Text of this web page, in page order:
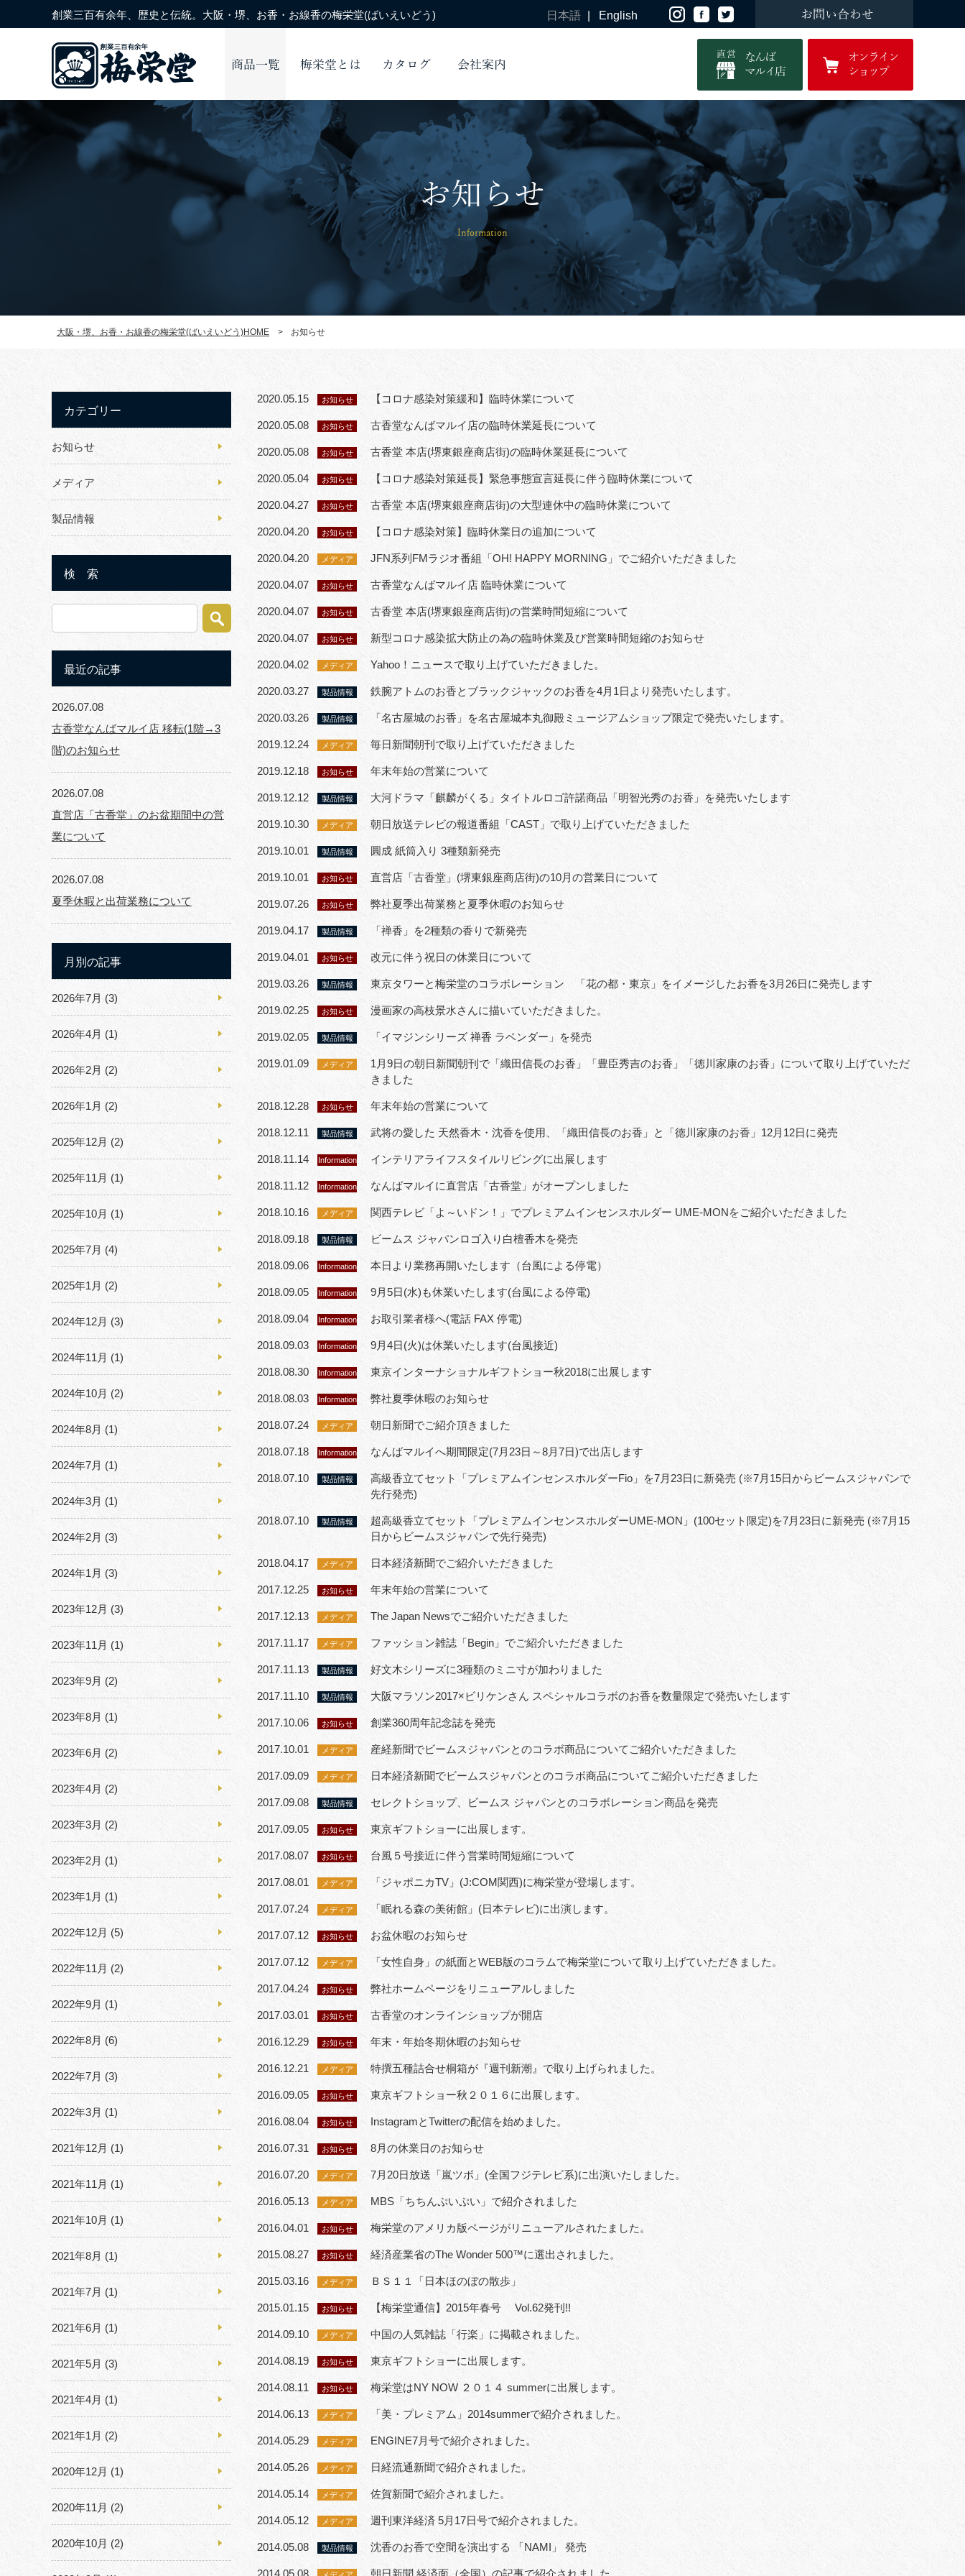
創業三百有余年、歴史と伝統。大阪・堺、お香・お線香の梅栄堂(ばいえいどう) 日本語 English お問い合わせ
商品一覧 梅栄堂とは カタログ 会社案内
オンライン
ショップ
直営
なんば
マルイ店
お知らせ
Information
大阪・堺、お香・お線香の梅栄堂(ばいえいどう)HOME > お知らせ
2020.05.15 お知らせ 【コロナ感染対策緩和】臨時休業について
2020.05.08 お知らせ 古香堂なんばマルイ店の臨時休業延長について
2020.05.08 お知らせ 古香堂 本店(堺東銀座商店街)の臨時休業延長について
2020.05.04 お知らせ 【コロナ感染対策延長】緊急事態宣言延長に伴う臨時休業について
2020.04.27 お知らせ 古香堂 本店(堺東銀座商店街)の大型連休中の臨時休業について
2020.04.20 お知らせ 【コロナ感染対策】臨時休業日の追加について
2020.04.20 メディア JFN系列FMラジオ番組「OH! HAPPY MORNING」でご紹介いただきました
2020.04.07 お知らせ 古香堂なんばマルイ店 臨時休業について
2020.04.07 お知らせ 古香堂 本店(堺東銀座商店街)の営業時間短縮について
2020.04.07 お知らせ 新型コロナ感染拡大防止の為の臨時休業及び営業時間短縮のお知らせ
2020.04.02 メディア Yahoo！ニュースで取り上げていただきました。
2020.03.27 製品情報 鉄腕アトムのお香とブラックジャックのお香を4月1日より発売いたします。
2020.03.26 製品情報 「名古屋城のお香」を名古屋城本丸御殿ミュージアムショップ限定で発売いたします。
2019.12.24 メディア 毎日新聞朝刊で取り上げていただきました
2019.12.18 お知らせ 年末年始の営業について
2019.12.12 製品情報 大河ドラマ「麒麟がくる」タイトルロゴ許諾商品「明智光秀のお香」を発売いたします
2019.10.30 メディア 朝日放送テレビの報道番組「CAST」で取り上げていただきました
2019.10.01 製品情報 圓成 紙筒入り 3種類新発売
2019.10.01 お知らせ 直営店「古香堂」(堺東銀座商店街)の10月の営業日について
2019.07.26 お知らせ 弊社夏季出荷業務と夏季休暇のお知らせ
2019.04.17 製品情報 「禅香」を2種類の香りで新発売
2019.04.01 お知らせ 改元に伴う祝日の休業日について
2019.03.26 製品情報 東京タワーと梅栄堂のコラボレーション 「花の都・東京」をイメージしたお香を3月26日に発売します
2019.02.25 お知らせ 漫画家の高枝景水さんに描いていただきました。
2019.02.05 製品情報 「イマジンシリーズ 禅香 ラベンダー」を発売
2019.01.09 メディア
1月9日の朝日新聞朝刊で「織田信長のお香」「豊臣秀吉のお香」「徳川家康のお香」について取り上げていただ
きました
2018.12.28 お知らせ 年末年始の営業について
2018.12.11 製品情報 武将の愛した 天然香木・沈香を使用、「織田信長のお香」と「徳川家康のお香」12月12日に発売
2018.11.14 Information インテリアライフスタイルリビングに出展します
2018.11.12 Information なんばマルイに直営店「古香堂」がオープンしました
2018.10.16 メディア 関西テレビ「よ～いドン！」でプレミアムインセンスホルダー UME-MONをご紹介いただきました
2018.09.18 製品情報 ビームス ジャパンロゴ入り白檀香木を発売
2018.09.06 Information 本日より業務再開いたします（台風による停電）
2018.09.05 Information 9月5日(水)も休業いたします(台風による停電)
2018.09.04 Information お取引業者様へ(電話 FAX 停電)
2018.09.03 Information 9月4日(火)は休業いたします(台風接近)
2018.08.30 Information 東京インターナショナルギフトショー秋2018に出展します
2018.08.03 Information 弊社夏季休暇のお知らせ
2018.07.24 メディア 朝日新聞でご紹介頂きました
2018.07.18 Information なんばマルイへ期間限定(7月23日～8月7日)で出店します
2018.07.10 製品情報
高級香立てセット「プレミアムインセンスホルダーFio」を7月23日に新発売 (※7月15日からビームスジャパンで
先行発売)
2018.07.10 製品情報
超高級香立てセット「プレミアムインセンスホルダーUME-MON」(100セット限定)を7月23日に新発売 (※7月15
日からビームスジャパンで先行発売)
2018.04.17 メディア 日本経済新聞でご紹介いただきました
2017.12.25 お知らせ 年末年始の営業について
2017.12.13 メディア The Japan Newsでご紹介いただきました
2017.11.17 メディア ファッション雑誌「Begin」でご紹介いただきました
2017.11.13 製品情報 好文木シリーズに3種類のミニ寸が加わりました
2017.11.10 製品情報 大阪マラソン2017×ビリケンさん スペシャルコラボのお香を数量限定で発売いたします
2017.10.06 お知らせ 創業360周年記念誌を発売
2017.10.01 メディア 産経新聞でビームスジャパンとのコラボ商品についてご紹介いただきました
2017.09.09 メディア 日本経済新聞でビームスジャパンとのコラボ商品についてご紹介いただきました
2017.09.08 製品情報 セレクトショップ、ビームス ジャパンとのコラボレーション商品を発売
2017.09.05 お知らせ 東京ギフトショーに出展します。
2017.08.07 お知らせ 台風５号接近に伴う営業時間短縮について
2017.08.01 メディア 「ジャポニカTV」(J:COM関西)に梅栄堂が登場します。
2017.07.24 メディア 「眠れる森の美術館」(日本テレビ)に出演します。
2017.07.12 お知らせ お盆休暇のお知らせ
2017.07.12 メディア 「女性自身」の紙面とWEB版のコラムで梅栄堂について取り上げていただきました。
2017.04.24 お知らせ 弊社ホームページをリニューアルしました
2017.03.01 お知らせ 古香堂のオンラインショップが開店
2016.12.29 お知らせ 年末・年始冬期休暇のお知らせ
2016.12.21 メディア 特撰五種詰合せ桐箱が『週刊新潮』で取り上げられました。
2016.09.05 お知らせ 東京ギフトショー秋２０１６に出展します。
2016.08.04 お知らせ InstagramとTwitterの配信を始めました。
2016.07.31 お知らせ 8月の休業日のお知らせ
2016.07.20 メディア 7月20日放送「嵐ツボ」(全国フジテレビ系)に出演いたしました。
2016.05.13 メディア MBS「ちちんぷいぷい」で紹介されました
2016.04.01 お知らせ 梅栄堂のアメリカ版ページがリニューアルされたました。
2015.08.27 お知らせ 経済産業省のThe Wonder 500™に選出されました。
2015.03.16 メディア ＢＳ１１「日本ほのぼの散歩」
2015.01.15 お知らせ 【梅栄堂通信】2015年春号 Vol.62発刊!!
2014.09.10 メディア 中国の人気雑誌「行楽」に掲載されました。
2014.08.19 お知らせ 東京ギフトショーに出展します。
2014.08.11 お知らせ 梅栄堂はNY NOW ２０１４ summerに出展します。
2014.06.13 メディア 「美・プレミアム」2014summerで紹介されました。
2014.05.29 メディア ENGINE7月号で紹介されました。
2014.05.26 メディア 日経流通新聞で紹介されました。
2014.05.14 メディア 佐賀新聞で紹介されました。
2014.05.12 メディア 週刊東洋経済 5月17日号で紹介されました。
2014.05.08 製品情報 沈香のお香で空間を演出する 「NAMI」 発売
2014.05.08 朝日新聞 経済面（全国）の記事で紹介されました。
カテゴリー
お知らせ
メディア
製品情報
検 索
最近の記事
2026.07.08
古香堂なんばマルイ店 移転(1階→3
階)のお知らせ
2026.07.08
直営店「古香堂」のお盆期間中の営
業について
2026.07.08
夏季休暇と出荷業務について
月別の記事
2026年7月 (3)
2026年4月 (1)
2026年2月 (2)
2026年1月 (2)
2025年12月 (2)
2025年11月 (1)
2025年10月 (1)
2025年7月 (4)
2025年1月 (2)
2024年12月 (3)
2024年11月 (1)
2024年10月 (2)
2024年8月 (1)
2024年7月 (1)
2024年3月 (1)
2024年2月 (3)
2024年1月 (3)
2023年12月 (3)
2023年11月 (1)
2023年9月 (2)
2023年8月 (1)
2023年6月 (2)
2023年4月 (2)
2023年3月 (2)
2023年2月 (1)
2023年1月 (1)
2022年12月 (5)
2022年11月 (2)
2022年9月 (1)
2022年8月 (6)
2022年7月 (3)
2022年3月 (1)
2021年12月 (1)
2021年11月 (1)
2021年10月 (1)
2021年8月 (1)
2021年7月 (1)
2021年6月 (1)
2021年5月 (3)
2021年4月 (1)
2021年1月 (2)
2020年12月 (1)
2020年11月 (2)
2020年10月 (2)